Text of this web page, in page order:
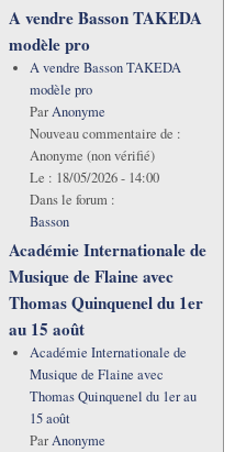
A vendre Basson TAKEDA
modèle pro
A vendre Basson TAKEDA
modèle pro
ParAnonyme
Nouveau commentaire de :
Anonyme (non vérifié)
Le : 18/05/2026 - 14:00
Dans le forum :
Basson
Académie Internationale de
Musique de Flaine avec
Thomas Quinquenel du 1er
au 15 août
Académie Internationale de
Musique de Flaine avec
Thomas Quinquenel du 1er au
15 août
ParAnonyme